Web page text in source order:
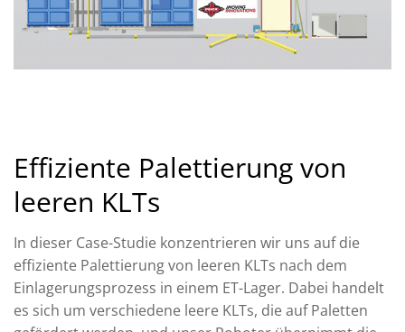
Effiziente Palettierung von
leeren KLTs
In dieser Case-Studie konzentrieren wir uns auf die
effiziente Palettierung von leeren KLTs nach dem
Einlagerungsprozess in einem ET-Lager. Dabei handelt
es sich um verschiedene leere KLTs, die auf Paletten